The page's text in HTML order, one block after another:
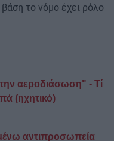
το νόμο έχει ρόλο
αεροδιάσωση" - Τί
(ηχητικό)
αντιπροσωπεία